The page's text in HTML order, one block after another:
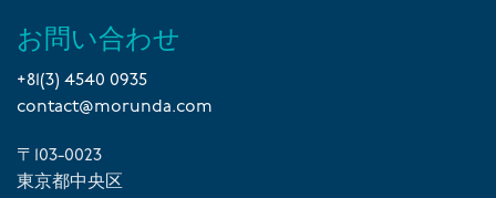
お問い合わせ
+81(3) 4540 0935
contact@morunda.com
〒103-0023
東京都中央区